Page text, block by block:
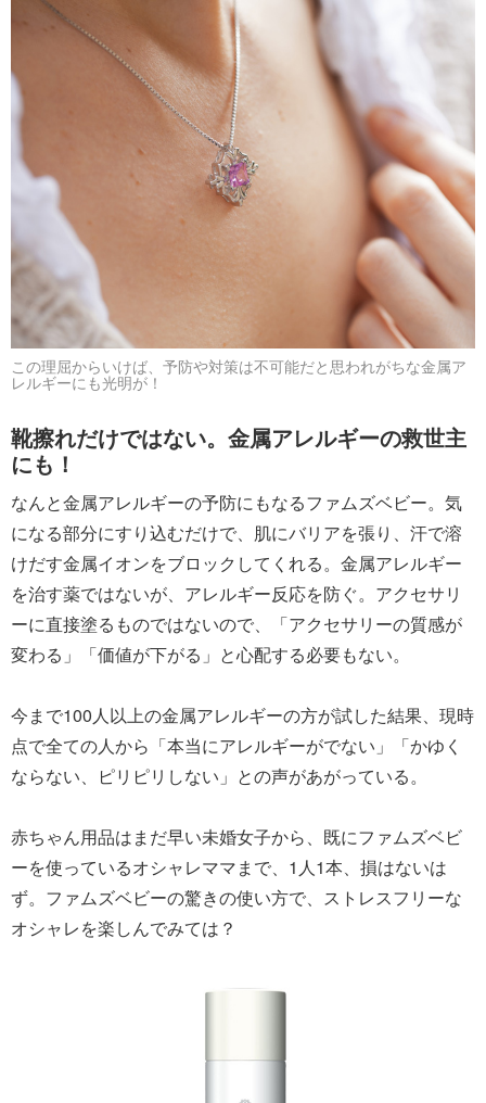
この理屈からいけば、予防や対策は不可能だと思われがちな金属ア
レルギーにも光明が！
靴擦れだけではない。金属アレルギーの救世主
にも！
なんと金属アレルギーの予防にもなるファムズベビー。気
になる部分にすり込むだけで、肌にバリアを張り、汗で溶
けだす金属イオンをブロックしてくれる。金属アレルギー
を治す薬ではないが、アレルギー反応を防ぐ。アクセサリ
ーに直接塗るものではないので、「アクセサリーの質感が
変わる」「価値が下がる」と心配する必要もない。
今まで100人以上の金属アレルギーの方が試した結果、現時
点で全ての人から「本当にアレルギーがでない」「かゆく
ならない、ピリピリしない」との声があがっている。
赤ちゃん用品はまだ早い未婚女子から、既にファムズベビ
ーを使っているオシャレママまで、1人1本、損はないは
ず。ファムズベビーの驚きの使い方で、ストレスフリーな
オシャレを楽しんでみては？